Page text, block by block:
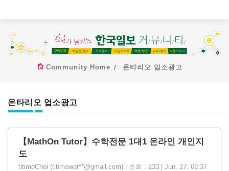
Community Home 온타리오 업소광고
온타리오 업소광고
【MathOn Tutor】수학전문 1대1 온라인 개인지
도
titimoChoi (titimowor**@gmail.com) | 조회 : 233 | Jun, 27, 06:37